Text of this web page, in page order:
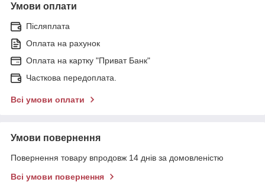
Умови оплати
Післяплата
Оплата на рахунок
Оплата на картку "Приват Банк"
Часткова передоплата.
Всі умови оплати
Умови повернення
Повернення товару впродовж 14 днів за домовленістю
Всі умови повернення